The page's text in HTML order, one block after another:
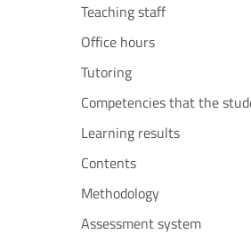
Teaching staff
Office hours
Tutoring
Competencies that the
Learning results
Contents
Methodology
Assessment system